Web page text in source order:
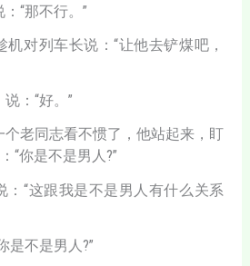
“那不行。”
机对列车长说：“让他去铲煤吧，
：“好。”
个老同志看不惯了，他站起来，盯
“你是不是男人?”
：“这跟我是不是男人有什么关系
是不是男人?”